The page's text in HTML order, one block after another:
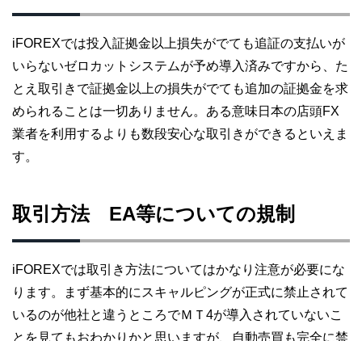
iFOREXでは投入証拠金以上損失がでても追証の支払いが
いらないゼロカットシステムが予め導入済みですから、た
とえ取引きで証拠金以上の損失がでても追加の証拠金を求
められることは一切ありません。ある意味日本の店頭FX
業者を利用するよりも数段安心な取引きができるといえま
す。
取引方法 EA等についての規制
iFOREXでは取引き方法についてはかなり注意が必要にな
ります。まず基本的にスキャルピングが正式に禁止されて
いるのが他社と違うところでＭＴ4が導入されていないこ
とを見てもおわかりかと思いますが、自動売買も完全に禁